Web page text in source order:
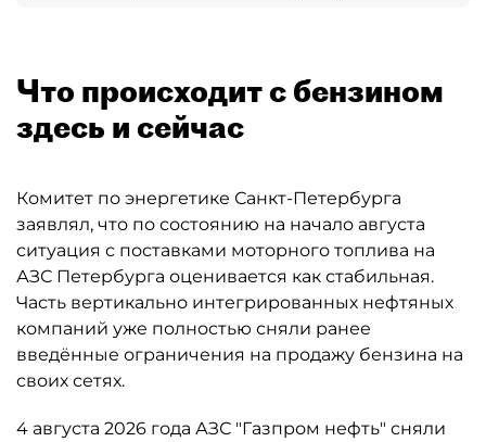
Что происходит с бензином
здесь и сейчас
Комитет по энергетике Санкт-Петербурга
заявлял, что по состоянию на начало августа
ситуация с поставками моторного топлива на
АЗС Петербурга оценивается как стабильная.
Часть вертикально интегрированных нефтяных
компаний уже полностью сняли ранее
введённые ограничения на продажу бензина на
своих сетях.
4 августа 2026 года АЗС "Газпром нефть" сняли